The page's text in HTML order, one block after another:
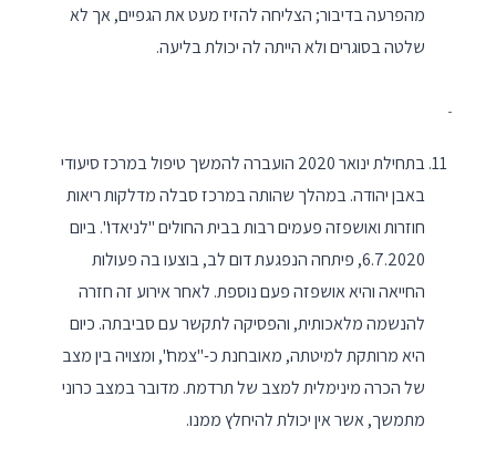
מהפרעה בדיבור; הצליחה להזיז מעט את הגפיים, אך לא
שלטה בסוגרים ולא הייתה לה יכולת בליעה.
בתחילת ינואר 2020 הועברה להמשך טיפול במרכז סיעודי
באבן יהודה. במהלך שהותה במרכז סבלה מדלקות ריאות
חוזרות ואושפזה פעמים רבות בבית החולים "לניאדו". ביום
6.7.2020, פיתחה הנפגעת דום לב, בוצעו בה פעולות
החייאה והיא אושפזה פעם נוספת. לאחר אירוע זה חזרה
להנשמה מלאכותית, והפסיקה לתקשר עם סביבתה. כיום
היא מרותקת למיטתה, מאובחנת כ-"צמח", ומצויה בין מצב
של הכרה מינימלית למצב של תרדמת. מדובר במצב כרוני
מתמשך, אשר אין יכולת להיחלץ ממנו.